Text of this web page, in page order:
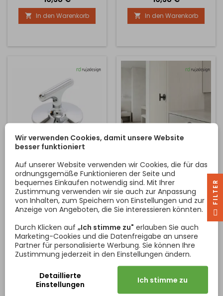
40 mm erhältlich und hat
eine Höhe von 28 mm. Kann
mit großen Griffen und
werden.
 In den Warenkorb
40 mm erhältlich und hat
eine Höhe von 28 mm. Kann
mit großen Griffen und
werden.
 In den Warenkorb
KNOPFGRIFF STYLLA /
CHROM GLÄNZEND
Ein Designgriff für moderne
und rustikale Innenräume,
der Ihren Möbeln einen
luxuriösen und eleganten
in einem Durchmesser von
40 mm erhältlich und hat
eine Höhe von 28 mm. Kann
mit großen Griffen und
werden.
Preis
16,38 €
 In den Warenkorb
GRIFFKNOPF STYLLA /
SCHWARZ MATT
Das Design-Knopfgriff
STYLLA in der Ausführung
schwarz matt ist ein
stilvolles und modernes
Accessoire für Möbel, das
durch seine einzigartige
Form und sein klares,
minimalistisches Design
besticht. Es ist die ideale
Wahl für moderne und
es den Gesamtcharakter
des Raumes unterstreicht.
Preis
11,34 €
 In den Warenkorb
Wir verwenden Cookies, damit unsere Website
besser funktioniert
Auf unserer Website verwenden wir Cookies, die für das
ordnungsgemäße Funktionieren der Seite und
bequemes Einkaufen notwendig sind. Mit Ihrer
Zustimmung verwenden wir sie auch zur Anpassung
von Inhalten, zum Speichern von Einstellungen und zur
Anzeige von Angeboten, die Sie interessieren könnten.
Durch Klicken auf „Ich stimme zu" erlauben Sie auch
Marketing-Cookies und die Datenfreigabe an unsere
Partner für personalisierte Werbung. Sie können Ihre
Zustimmung jederzeit in den Einstellungen ändern.
Detaillierte
Einstellungen
Ich stimme zu
R